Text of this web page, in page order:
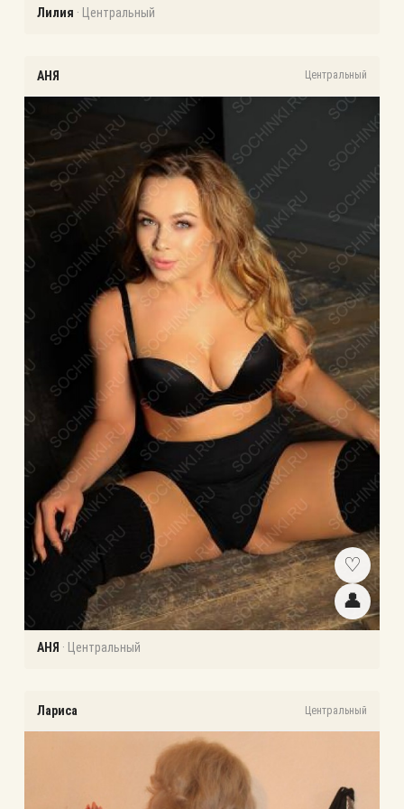
Лилия · Центральный
АНЯ Центральный
♡
👤
АНЯ · Центральный
Лариса Центральный